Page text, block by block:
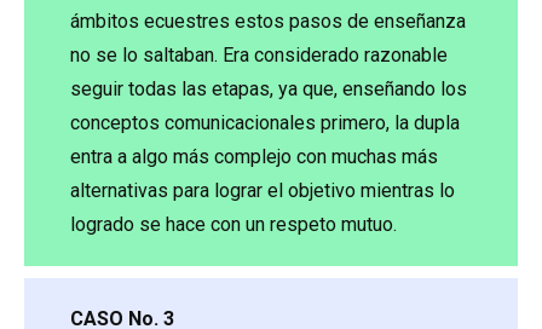
ámbitos ecuestres estos pasos de enseñanza
no se lo saltaban. Era considerado razonable
seguir todas las etapas, ya que, enseñando los
conceptos comunicacionales primero, la dupla
entra a algo más complejo con muchas más
alternativas para lograr el objetivo mientras lo
logrado se hace con un respeto mutuo.
CASO No. 3